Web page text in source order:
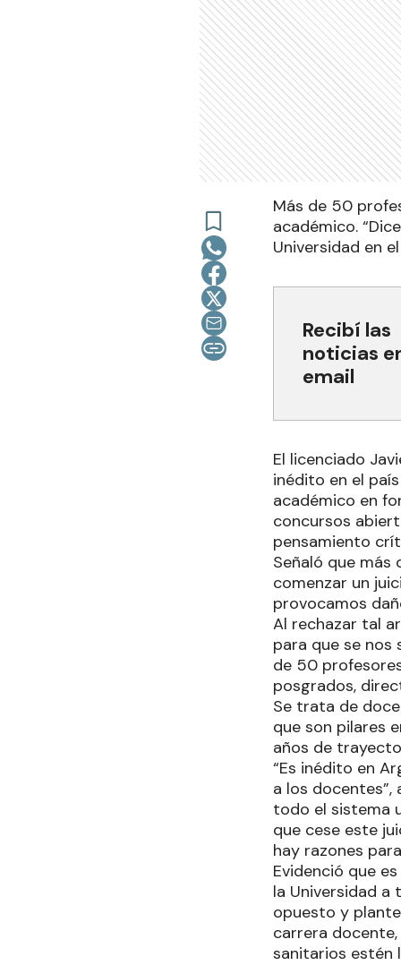
Más de 50
académico.
Universidad en
Recibí las
noticias
email
El licenciado
inédito en el
académico en
concursos
pensamiento
Señaló que más
comenzar un
provocamos
Al rechazar tal
para que se nos
de 50
posgrados,
Se trata de
que son pilares
años de
“Es inédito en
a los
todo el sistema
que cese este
hay razones
Evidenció que
la Universidad a
opuesto y
carrera
sanitarios estén